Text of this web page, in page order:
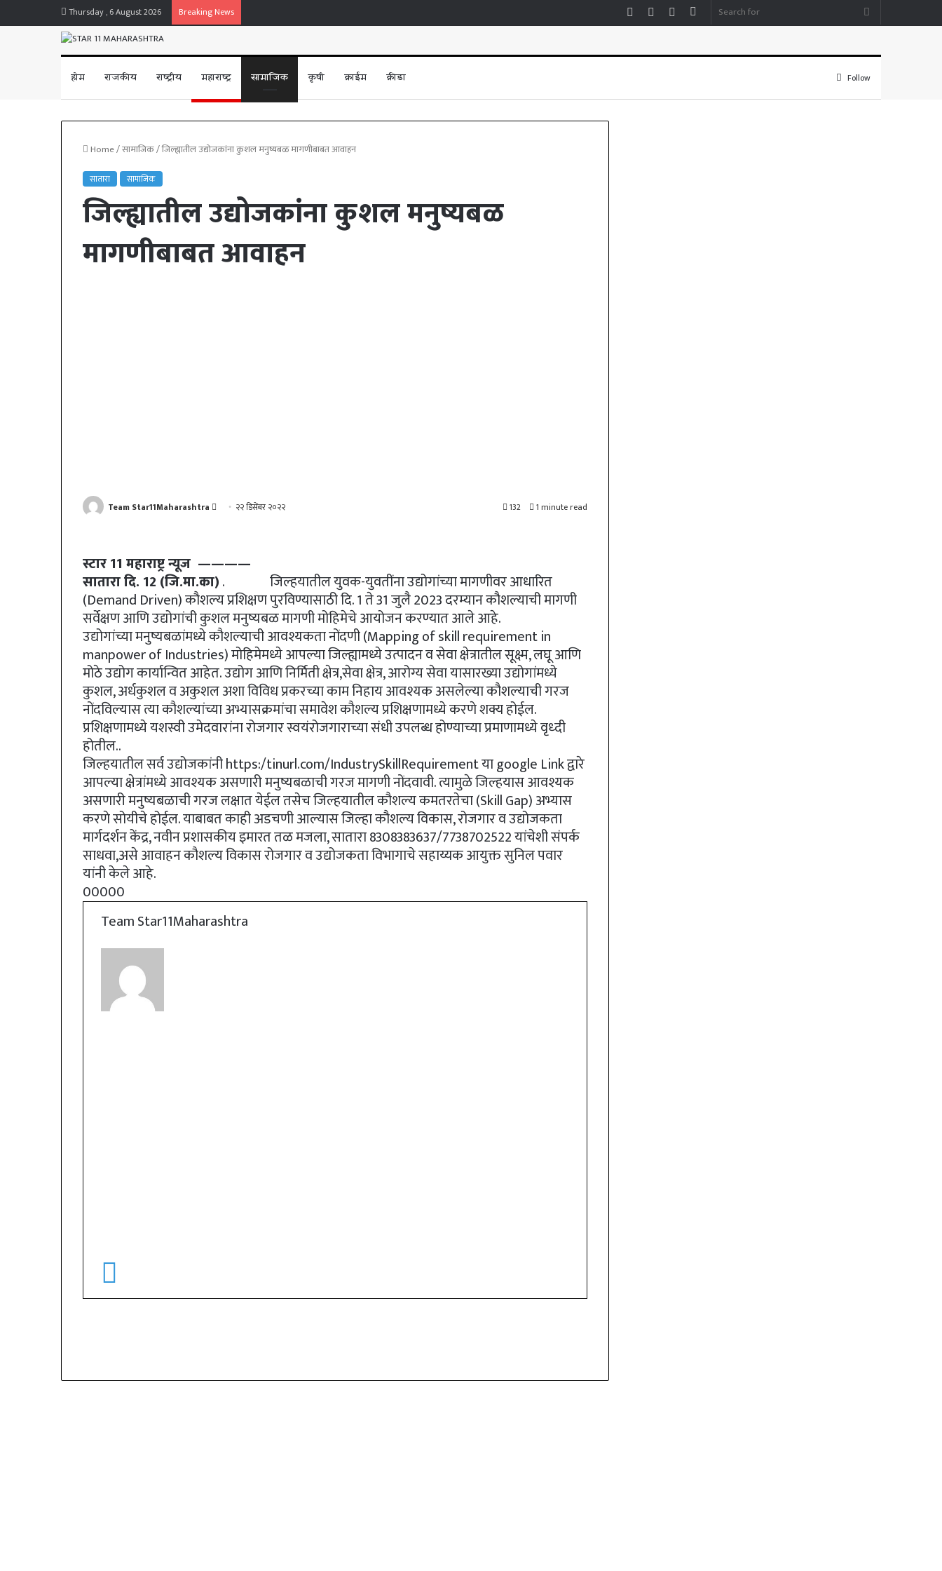
Thursday , 6 August 2026 Breaking News
Search
Sidebar
Instagram
YouTube
Facebook
होम राजकीय राष्ट्रीय महाराष्ट्र सामाजिक कृषी क्राईम क्रीडा Follow
Home/सामाजिक/जिल्ह्यातील उद्योजकांना कुशल मनुष्यबळ मागणीबाबत आवाहन
सातारा सामाजिक
जिल्ह्यातील उद्योजकांना कुशल मनुष्यबळ
मागणीबाबत आवाहन
Team Star11Maharashtra
Send २२ डिसेंबर २०२२ 132 1 minute read
स्टार 11 महाराष्ट्र न्यूज ————
सातारा दि. 12 (जि.मा.का). जिल्हयातील युवक-युवतींना उद्योगांच्या मागणीवर आधारित
(Demand Driven) कौशल्य प्रशिक्षण पुरविण्यासाठी दि. 1 ते 31 जुलै 2023 दरम्यान कौशल्याची मागणी
सर्वेक्षण आणि उद्योगांची कुशल मनुष्यबळ मागणी मोहिमेचे आयोजन करण्यात आले आहे.
उद्योगांच्या मनुष्यबळांमध्ये कौशल्याची आवश्यकता नोंदणी (Mapping of skill requirement in
manpower of Industries) मोहिमेमध्ये आपल्या जिल्ह्यामध्ये उत्पादन व सेवा क्षेत्रातील सूक्ष्म, लघू आणि
मोठे उद्योग कार्यान्वित आहेत. उद्योग आणि निर्मिती क्षेत्र,सेवा क्षेत्र, आरोग्य सेवा यासारख्या उद्योगांमध्ये
कुशल, अर्धकुशल व अकुशल अशा विविध प्रकरच्या काम निहाय आवश्यक असलेल्या कौशल्याची गरज
नोंदविल्यास त्या कौशल्यांच्या अभ्यासक्रमांचा समावेश कौशल्य प्रशिक्षणामध्ये करणे शक्य होईल.
प्रशिक्षणामध्ये यशस्वी उमेदवारांना रोजगार स्वयंरोजगाराच्या संधी उपलब्ध होण्याच्या प्रमाणामध्ये वृध्दी
होतील..
जिल्हयातील सर्व उद्योजकांनी https:/tinurl.com/IndustrySkillRequirement या google Link द्वारे
आपल्या क्षेत्रांमध्ये आवश्यक असणारी मनुष्यबळाची गरज मागणी नोंदवावी. त्यामुळे जिल्हयास आवश्यक
असणारी मनुष्यबळाची गरज लक्षात येईल तसेच जिल्हयातील कौशल्य कमतरतेचा (Skill Gap) अभ्यास
करणे सोयीचे होईल. याबाबत काही अडचणी आल्यास जिल्हा कौशल्य विकास, रोजगार व उद्योजकता
मार्गदर्शन केंद्र, नवीन प्रशासकीय इमारत तळ मजला, सातारा 8308383637/7738702522 यांचेशी संपर्क
साधवा,असे आवाहन कौशल्य विकास रोजगार व उद्योजकता विभागाचे सहाय्यक आयुक्त सुनिल पवार
यांनी केले आहे.
00000
Team Star11Maharashtra